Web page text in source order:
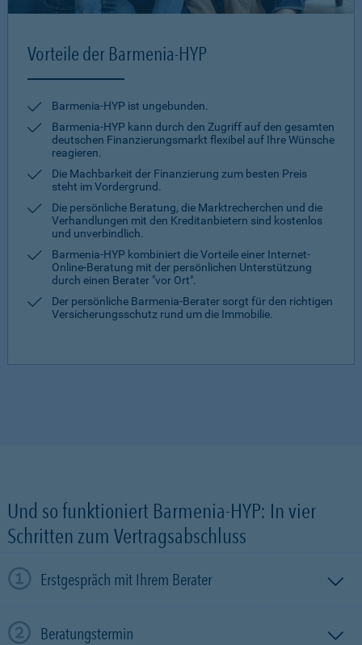
Vorteile der Barmenia-HYP
Barmenia-HYP ist ungebunden.
Barmenia-HYP kann durch den Zugriff auf den gesamten
deutschen Finanzierungsmarkt flexibel auf Ihre Wünsche
reagieren.
Die Machbarkeit der Finanzierung zum besten Preis
steht im Vordergrund.
Die persönliche Beratung, die Marktrecherchen und die
Verhandlungen mit den Kreditanbietern sind kostenlos
und unverbindlich.
Barmenia-HYP kombiniert die Vorteile einer Internet-
Online-Beratung mit der persönlichen Unterstützung
durch einen Berater "vor Ort".
Der persönliche Barmenia-Berater sorgt für den richtigen
Versicherungsschutz rund um die Immobilie.
Und so funktioniert Barmenia-HYP: In vier
Schritten zum Vertragsabschluss
Erstgespräch mit Ihrem Berater
Beratungstermin